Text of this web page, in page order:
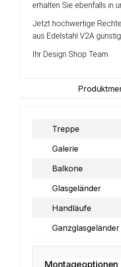
erhalten Sie ebenfalls in
Jetzt hochwertige
aus Edelstahl V2A
Ihr Design Shop Team
Treppe
Galerie
Balkone
Glasgeländer
Handläufe
Ganzglasgeländer
Montageoptionen